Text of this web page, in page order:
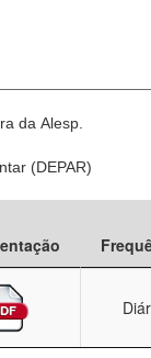
da Alesp.
(DEPAR)